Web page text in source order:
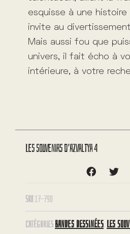
esquisse à une histoire
invite au
Mais aussi fou que
univers, il fait écho à
intérieure, à votre
Les souvenirs d’Azvaltya 4
SKU 17-790
CATÉGORIES BANDES DESSINÉES, LES